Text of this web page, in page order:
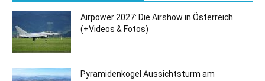
Airpower 2027: Die Airshow in Österreich
(+Videos & Fotos)
Pyramidenkogel Aussichtsturm am